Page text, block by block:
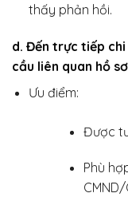
thấy phản hồi.
d. Đến trực tiếp chi
cầu liên quan hồ
Ưu điểm:
Được
Phù
CMND/